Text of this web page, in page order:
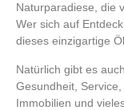
Naturparadiese, die
Wer sich auf
dieses einzigartige
Natürlich gibt es
Gesundheit,
Immobilien und